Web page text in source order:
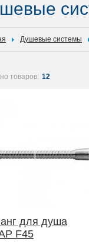
Душевые системы
товаров: 12
для душа
F45